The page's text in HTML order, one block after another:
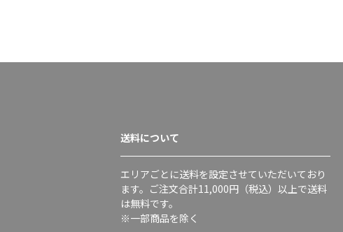
送料について
エリアごとに送料を設定させていただいており
ます。ご注文合計11,000円（税込）以上で送料
は無料です。
※一部商品を除く